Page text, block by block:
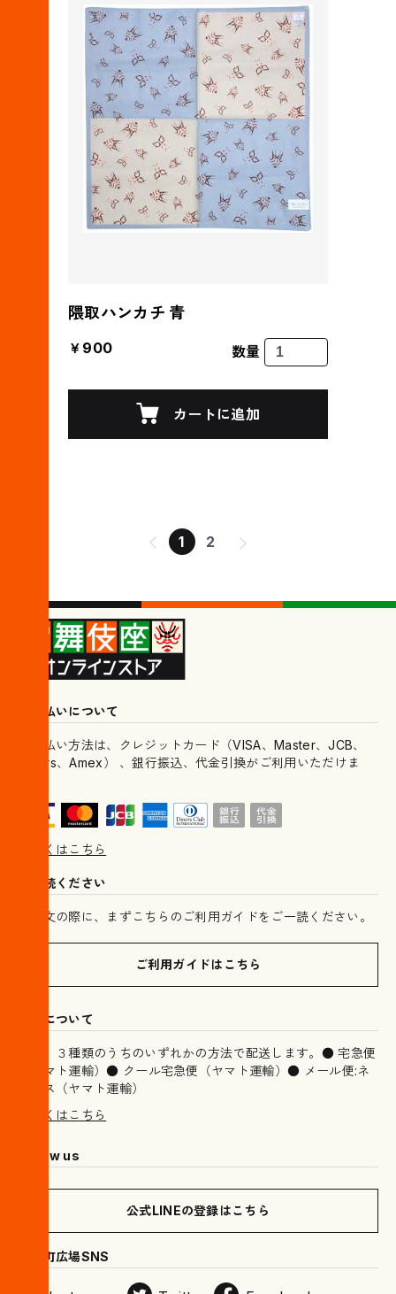
隈取ハンカチ 青
￥900 数量
カートに追加
1 2
お支払いについて
お支払い方法は、クレジットカード（VISA、Master、JCB、
Diners、Amex） 、銀行振込、代金引換がご利用いただけま
詳しくはこちら
ご一読ください
ご注文の際に、まずこちらのご利用ガイドをご一読ください。
ご利用ガイドはこちら
配送について
以下、３種類のうちのいずれかの方法で配送します。● 宅急便
（ヤマト運輸）● クール宅急便（ヤマト運輸）● メール便:ネ
コポス（ヤマト運輸）
詳しくはこちら
Follow us
公式LINEの登録はこちら
木挽町広場SNS